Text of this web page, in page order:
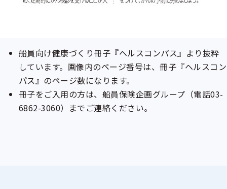
船員向け健康づくり冊子『ヘルスコンパス』より抜粋
しています。画像内のページ番号は、冊子『ヘルスコン
パス』のページ数になります。
冊子をご入用の方は、船員保険企画グループ（電話03-
6862-3060）までご連絡ください。